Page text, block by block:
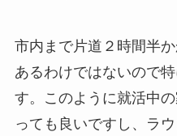
市内まで片道２時間半
あるわけではないので
す。このように就活中
っても良いですし、ラ